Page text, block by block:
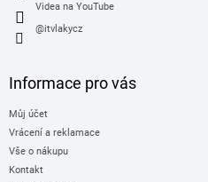
Videa na YouTube
@itvlakycz
Informace pro vás
Můj účet
Vrácení a reklamace
Vše o nákupu
Kontakt